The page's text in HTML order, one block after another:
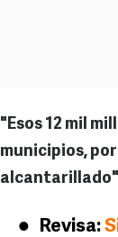
"Esos 12 mil
municipios,
alcantarillado"
Revisa: